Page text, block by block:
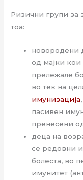
Ризични групи за
тоа:
новородени
од мајки
прележале
во тек на
имунизација
пасивен
пренесени
деца на
се редовни
болеста, во
имунитет